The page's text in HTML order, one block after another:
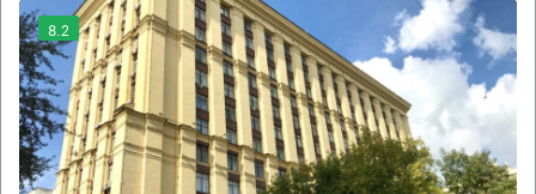
8.2